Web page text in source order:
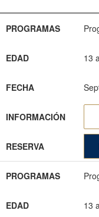
PROGRAMAS
EDAD
FECHA
INFORMACIÓN
RESERVA
PROGRAMAS
EDAD 13
FECHA
INFORMACIÓN
RESERVA
PROGRAMAS
EDAD 13